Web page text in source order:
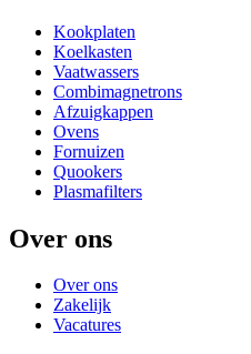
Kookplaten
Koelkasten
Vaatwassers
Combimagnetrons
Afzuigkappen
Ovens
Fornuizen
Quookers
Plasmafilters
Over ons
Over ons
Zakelijk
Vacatures